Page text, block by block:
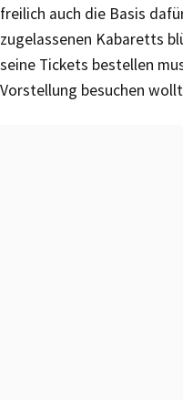
freilich auch die Basis
zugelassenen Kabaretts
seine Tickets bestellen
Vorstellung besuchen